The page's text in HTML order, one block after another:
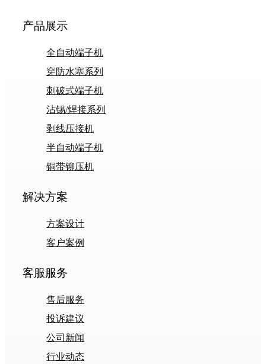
产品展示
全自动端子机
穿防水塞系列
刺破式端子机
沾锡/焊接系列
剥线压接机
半自动端子机
铜带铆压机
解决方案
方案设计
客户案例
客服服务
售后服务
投诉建议
公司新闻
行业动态